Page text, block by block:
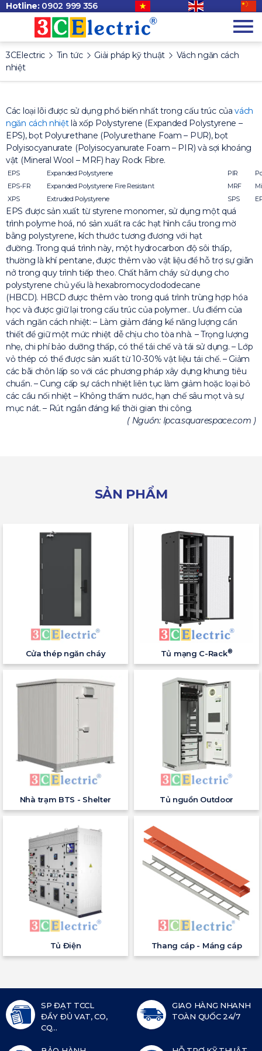
Hotline: 0902 999 356
3CElectric Tin tức Giải pháp kỹ thuật
Vách ngăn cách
nhiệt
Các loại lõi được sử dụng phổ biến nhất trong cấu trúc củavách
ngăn cách nhiệtlà xốp Polystyrene (Expanded Polystyrene –
EPS), bọt Polyurethane (Polyurethane Foam – PUR), bọt
Polyisocyanurate (Polyisocyanurate Foam – PIR) và sợi khoáng
vật (Mineral Wool – MRF) hay Rock Fibre.
EPS Expanded Polystyrene PIR
EPS-FR
Expanded Polystyrene Fire Resistant MRF
XPS
Extruded Polystyrene SPS
EPS được sản xuất từ styrene monomer, sử dụng một quá
trình polyme hoá, nó sản xuất ra các hạt hình cầu trong mờ
bằng polystyrene, kích thước tương đương với hạt
đường. Trong quá trình này, một hydrocarbon độ sôi thấp,
thường là khí pentane, được thêm vào vật liệu để hỗ trợ sự giãn
nở trong quy trình tiếp theo. Chất hãm cháy sử dụng cho
polystyrene chủ yếu là hexabromocyclododecane
(HBCD). HBCD được thêm vào trong quá trình trùng hợp hóa
học và được giữ lại trong cấu trúc của polymer.. Ưu điểm của
vách ngăn cách nhiệt: – Làm giảm đáng kể năng lượng cần
thiết để giữ một mức nhiệt dễ chịu cho tòa nhà. – Trọng lượng
nhẹ, chi phí bảo dưỡng thấp, có thể tái chế và tái sử dụng. – Lớp
vỏ thép có thể được sản xuất từ 10-30% vật liệu tái chế. – Giảm
các bãi chôn lấp so với các phương pháp xây dựng khung tiêu
chuẩn. – Cung cấp sự cách nhiệt liên tục làm giảm hoặc loại bỏ
các cầu nối nhiệt – Không thấm nước, hạn chế sâu mọt và sự
mục nát. – Rút ngắn đáng kể thời gian thi công.
( Nguồn: Ipca.squarespace.com )
SẢN PHẨM
Cửa thép ngăn cháy Tủ mạng C-Rack®
Nhà trạm BTS - Shelter Tủ nguồn Outdoor
Tủ Điện Thang cáp - Máng cáp
SP ĐẠT TCCL
ĐẦY ĐỦ VAT, CO,
CQ...
GIAO HÀNG NHANH
TOÀN QUỐC 24/7